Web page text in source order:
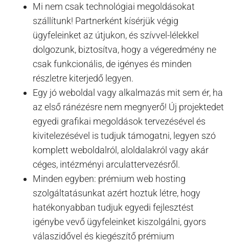
Mi nem csak technológiai megoldásokat
szállítunk! Partnerként kísérjük végig
ügyfeleinket az útjukon, és szívvel-lélekkel
dolgozunk, biztosítva, hogy a végeredmény ne
csak funkcionális, de igényes és minden
részletre kiterjedő legyen.
Egy jó weboldal vagy alkalmazás mit sem ér, ha
az első ránézésre nem megnyerő! Új projektedet
egyedi grafikai megoldások tervezésével és
kivitelezésével is tudjuk támogatni, legyen szó
komplett weboldalról, aloldalakról vagy akár
céges, intézményi arculattervezésről.
Minden egyben: prémium web hosting
szolgáltatásunkat azért hoztuk létre, hogy
hatékonyabban tudjuk egyedi fejlesztést
igénybe vevő ügyfeleinket kiszolgálni, gyors
válaszidővel és kiegészítő prémium